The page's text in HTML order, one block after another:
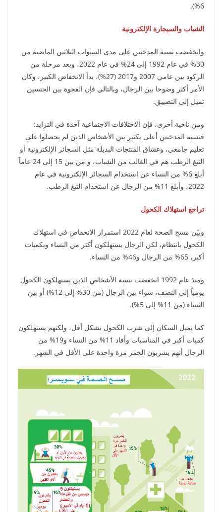
6%).
الشباب والسيجارة الإلكترونية
وانخفضت نسبة المدخنين على مدى السنوات الثلاثين الماضية من
30% في عام 1992 إلى 24% في عام 2022، وبعد مرحلة من
الركود بين عامي 2007 و2017 (27%)، بدأ الانخفاض الكبير، وكان
الأمر أكثر وضوحا بين الرجال، وبالتالي فإن الفجوة بين الجنسين
تميل إلى التضييق.
ومن ناحية أخرى، فإن الاختلافات الاجتماعية آخذة في التزايد:
فنسبة المدخنين أعلى بكثير بين الأشخاص الذين لم يحصلوا على
تعليم جامعي، وعشاق المنتجات البديلة مثل السجائر الإلكترونية أو
التبغ الرطب هم في الغالب من الشباب، و من بين 15 إلى 24 عاماً
أبلغ 6% من النساء عن استخدام السجائر الإلكترونية في عام
2022، وأبلغ 11% من الرجال عن استخدام التبغ الرطب.
تراجع استهلاك الكحول
وبيّن مسح الصحة لعام 2022 استمرار الانخفاض في استهلاك
الكحول بانتظام، لكن الرجال يستهلكون أكثر من النساء وبكميات
أكبر، 65% من الرجال و46% من النساء.
ومنذ عام 1992 انخفضت نسبة الأشخاص الذين يستهلكون الكحول
يومياً إلى النصف، سواء بين الرجال (من 30% إلى 12%) أو بين
النساء (من 11% إلى 5%).
كما يميل السكان إلى شرب الكحول بشكل أقل، ولكنهم يستهلكون
كميات أكبر في المناسبات وأفاد 11% من النساء و19% من
الرجال أنهم يشربون الخمر مرة واحدة على الأقل في الشهر.